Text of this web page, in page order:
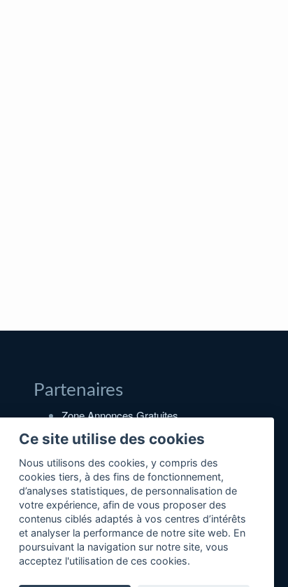
Partenaires
Zone Annonces Gratuites
Locations vacances entre
Ruedesvacances
Crédit photos
Ce site utilise des cookies
Nous utilisons des cookies, y compris des
cookies tiers, à des fins de fonctionnement,
d’analyses statistiques, de personnalisation de
votre expérience, afin de vous proposer des
contenus ciblés adaptés à vos centres d’intérêts
et analyser la performance de notre site web. En
poursuivant la navigation sur notre site, vous
acceptez l'utilisation de ces cookies.